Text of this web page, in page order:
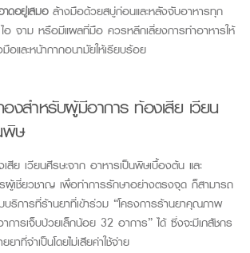
ดอยู่เสมอล้างมือด้วยสบู่ก่อนและหลังจับอาหารทุก
จาม หรือมีแผลที่มือ ควรหลีกเลี่ยงการทำอาหารให้
และหน้ากากอนามัยให้เรียบร้อย
องสำหรับผู้มีอาการ ท้องเสีย เวียน
พิษ
สีย เวียนศีรษะจาก อาหารเป็นพิษเบื้องต้น และ
ผู้เชี่ยวชาญ เพื่อทำการรักษาอย่างตรงจุด ก็สามารถ
บริการที่ร้านยาที่เข้าร่วม “โครงการร้านยาคุณภาพ
การเจ็บป่วยเล็กน้อย 32 อาการ” ได้ ซึ่งจะมีเภสัชกร
าที่จำเป็นโดยไม่เสียค่าใช้จ่าย